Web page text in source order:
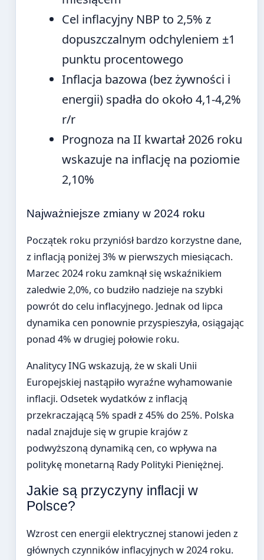
Cel inflacyjny NBP to 2,5% z
dopuszczalnym odchyleniem ±1
punktu procentowego
Inflacja bazowa (bez żywności i
energii) spadła do około 4,1-4,2%
r/r
Prognoza na II kwartał 2026 roku
wskazuje na inflację na poziomie
2,10%
Najważniejsze zmiany w 2024 roku
Początek roku przyniósł bardzo korzystne dane,
z inflacją poniżej 3% w pierwszych miesiącach.
Marzec 2024 roku zamknął się wskaźnikiem
zaledwie 2,0%, co budziło nadzieje na szybki
powrót do celu inflacyjnego. Jednak od lipca
dynamika cen ponownie przyspieszyła, osiągając
ponad 4% w drugiej połowie roku.
Analitycy ING wskazują, że w skali Unii
Europejskiej nastąpiło wyraźne wyhamowanie
inflacji. Odsetek wydatków z inflacją
przekraczającą 5% spadł z 45% do 25%. Polska
nadal znajduje się w grupie krajów z
podwyższoną dynamiką cen, co wpływa na
politykę monetarną Rady Polityki Pieniężnej.
Jakie są przyczyny inflacji w
Polsce?
Wzrost cen energii elektrycznej stanowi jeden z
głównych czynników inflacyjnych w 2024 roku.